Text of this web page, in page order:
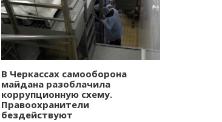
В Черкассах самооборона
майдана разоблачила
коррупционную схему.
Правоохранители
бездействуют